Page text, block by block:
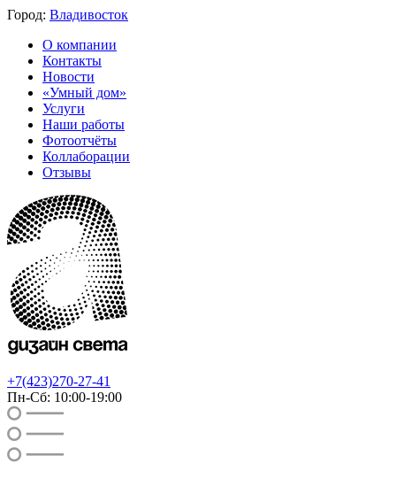
Город: Владивосток
О компании
Контакты
Новости
«Умный дом»
Услуги
Наши работы
Фотоотчёты
Коллаборации
Отзывы
+7(423)270-27-41
Пн-Сб: 10:00-19:00